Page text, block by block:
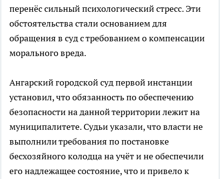
перенёс сильный психологический стресс. Эти
обстоятельства стали основанием для
обращения в суд с требованием о компенсации
морального вреда.
Ангарский городской суд первой инстанции
установил, что обязанность по обеспечению
безопасности на данной территории лежит на
муниципалитете. Судьи указали, что власти не
выполнили требования по постановке
бесхозяйного колодца на учёт и не обеспечили
его надлежащее состояние, что и привело к